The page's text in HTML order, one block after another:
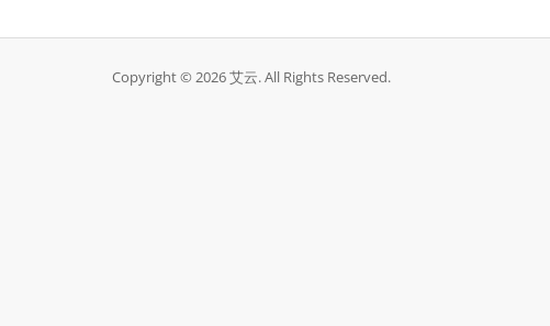
Copyright © 2026 艾云. All Rights Reserved.